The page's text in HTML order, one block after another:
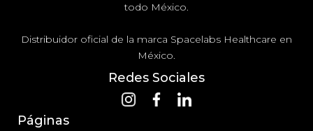
todo México.
Distribuidor oficial de la marca Spacelabs Healthcare en
México.
Redes Sociales
Páginas